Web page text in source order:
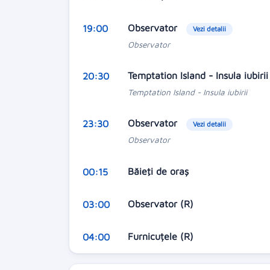
19:00 Observator Vezi detalii
Observator
20:30 Temptation Island - Insula iubirii
Temptation Island - Insula iubirii
23:30 Observator Vezi detalii
Observator
00:15 Băieţi de oraş
03:00 Observator (R)
04:00 Furnicuțele (R)